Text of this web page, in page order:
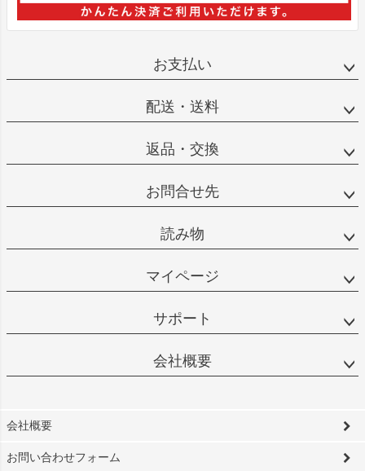
お支払い
配送・送料
返品・交換
お問合せ先
読み物
マイページ
サポート
会社概要
会社概要
お問い合わせフォーム